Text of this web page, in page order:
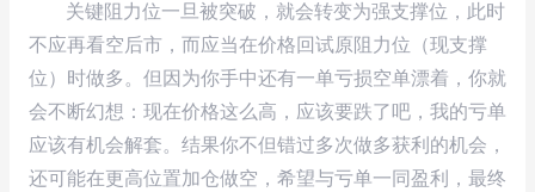
关键阻力位一旦被突破，就会转变为强支撑位，此时
不应再看空后市，而应当在价格回试原阻力位（现支撑
位）时做多。但因为你手中还有一单亏损空单漂着，你就
会不断幻想：现在价格这么高，应该要跌了吧，我的亏单
应该有机会解套。结果你不但错过多次做多获利的机会，
还可能在更高位置加仓做空，希望与亏单一同盈利，最终